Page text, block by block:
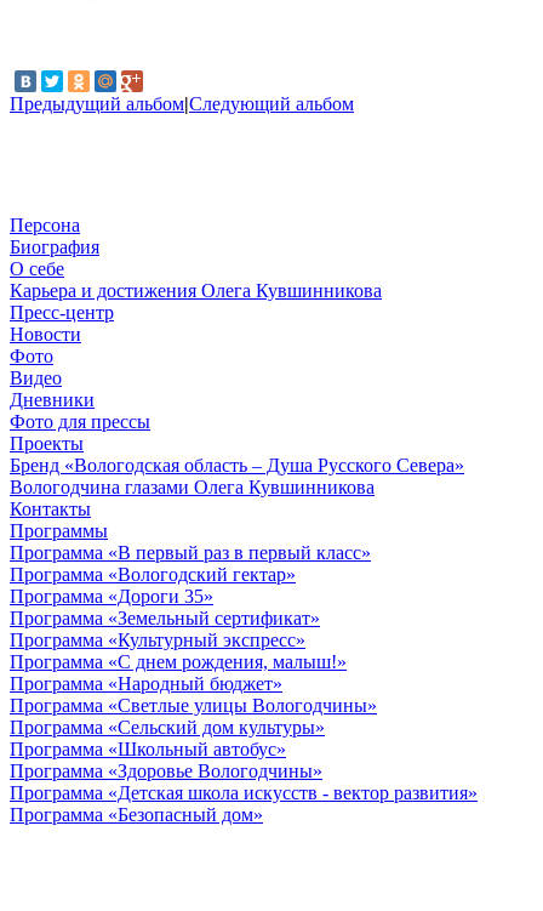
Предыдущий альбом|Следующий альбом
Персона
Биография
О себе
Карьера и достижения Олега Кувшинникова
Пресс-центр
Новости
Фото
Видео
Дневники
Фото для прессы
Проекты
Бренд «Вологодская область – Душа Русского Севера»
Вологодчина глазами Олега Кувшинникова
Контакты
Программы
Программа «В первый раз в первый класс»
Программа «Вологодский гектар»
Программа «Дороги 35»
Программа «Земельный сертификат»
Программа «Культурный экспресс»
Программа «С днем рождения, малыш!»
Программа «Народный бюджет»
Программа «Светлые улицы Вологодчины»
Программа «Сельский дом культуры»
Программа «Школьный автобус»
Программа «Здоровье Вологодчины»
Программа «Детская школа искусств - вектор развития»
Программа «Безопасный дом»